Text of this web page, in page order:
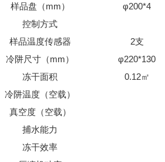
样品盘（mm）
φ200*4
控制方式
样品温度传感器
2支
冷阱尺寸（mm）
φ220*130
冻干面积
0.12㎡
冷阱温度（空载）
真空度（空载）
捕水能力
冻干效率